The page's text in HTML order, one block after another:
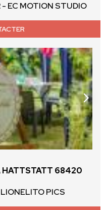
EC MOTION STUDIO
HATTSTATT 68420
PICS